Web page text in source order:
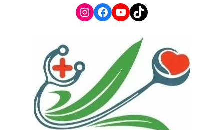
Instagram
Facebook
YouTube
TikTok